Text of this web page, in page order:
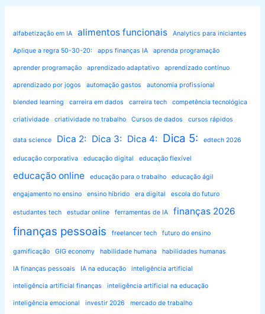
alfabetização em IA alimentos funcionais Analytics para iniciantes
Aplique a regra 50-30-20: apps finanças IA aprenda programação
aprender programação aprendizado adaptativo aprendizado contínuo
aprendizado por jogos automação gastos autonomia profissional
blended learning carreira em dados carreira tech competência tecnológica
criatividade criatividade no trabalho Cursos de dados cursos rápidos
data science Dica 2: Dica 3: Dica 4: Dica 5: edtech 2026
educação corporativa educação digital educação flexível
educação online educação para o trabalho educação ágil
engajamento no ensino ensino híbrido era digital escola do futuro
estudantes tech estudar online ferramentas de IA finanças 2026
finanças pessoais freelancer tech futuro do ensino
gamificação GIG economy habilidade humana habilidades humanas
IA finanças pessoais IA na educação inteligência artificial
inteligência artificial finanças inteligência artificial na educação
inteligência emocional investir 2026 mercado de trabalho